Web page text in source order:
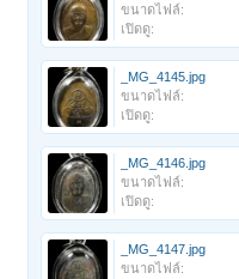
ขนาดไฟล์:
เปิดดู:
_MG_4145.jpg
ขนาดไฟล์:
เปิดดู:
_MG_4146.jpg
ขนาดไฟล์:
เปิดดู:
_MG_4147.jpg
ขนาดไฟล์: